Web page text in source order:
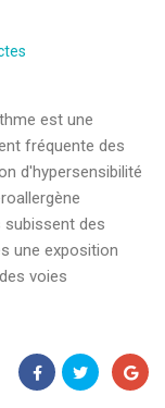
est une
fréquente des
d'hypersensibilité
subissent des
une exposition
voies